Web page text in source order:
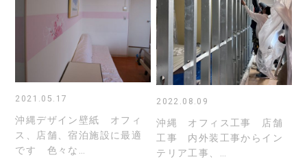
2021.05.17
沖縄デザイン壁紙 オフィ
ス、店舗、宿泊施設に最適
です 色々な…
2022.08.09
沖縄 オフィス工事 店舗
工事 内外装工事からイン
テリア工事、…